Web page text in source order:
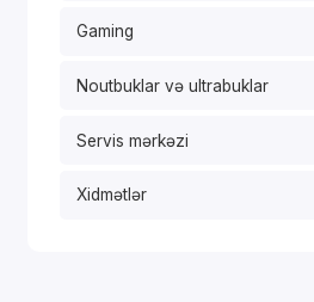
Gaming
Noutbuklar və ultrabuklar
Servis mərkəzi
Xidmətlər